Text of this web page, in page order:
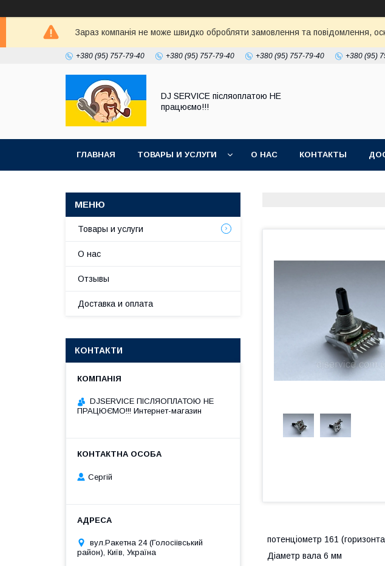
Зараз компанія не може швидко обробляти замовлення та повідомлення,
+380 (95) 757-79-40 +380 (95) 757-79-40 +380 (95) 757-79-40 +380 (95)
DJ SERVICE пiсляоплатою НЕ
працюємо!!!
ГЛАВНАЯ ТОВАРЫ И УСЛУГИ О НАС КОНТАКТЫ
потенціометр 161
Діаметр вала 6 мм
Товары и услуги
О нас
Отзывы
Доставка и оплата
КОНТАКТИ
DJSERVICE ПІСЛЯОПЛАТОЮ НЕ
ПРАЦЮЄМО!!! Интернет-магазин
Сергій
вул.Ракетна 24 (Голосіівський
район), Київ, Україна